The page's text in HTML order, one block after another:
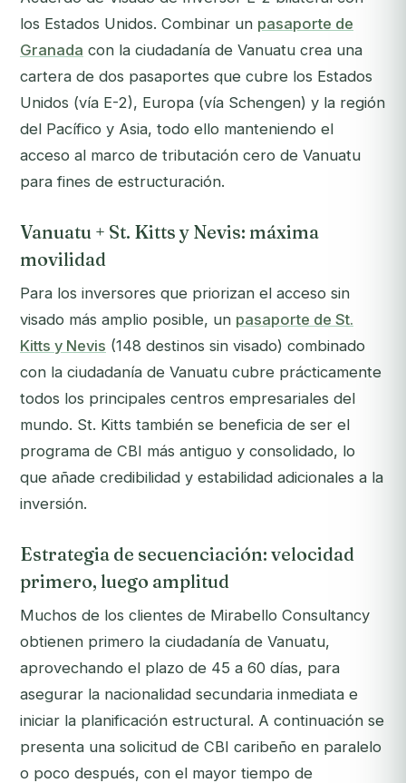
los Estados Unidos. Combinar un pasaporte de
Granada con la ciudadanía de Vanuatu crea una
cartera de dos pasaportes que cubre los Estados
Unidos (vía E-2), Europa (vía Schengen) y la región
del Pacífico y Asia, todo ello manteniendo el
acceso al marco de tributación cero de Vanuatu
para fines de estructuración.
Vanuatu + St. Kitts y Nevis: máxima
movilidad
Para los inversores que priorizan el acceso sin
visado más amplio posible, un pasaporte de St.
Kitts y Nevis (148 destinos sin visado) combinado
con la ciudadanía de Vanuatu cubre prácticamente
todos los principales centros empresariales del
mundo. St. Kitts también se beneficia de ser el
programa de CBI más antiguo y consolidado, lo
que añade credibilidad y estabilidad adicionales a la
inversión.
Estrategia de secuenciación: velocidad
primero, luego amplitud
Muchos de los clientes de Mirabello Consultancy
obtienen primero la ciudadanía de Vanuatu,
aprovechando el plazo de 45 a 60 días, para
asegurar la nacionalidad secundaria inmediata e
iniciar la planificación estructural. A continuación se
presenta una solicitud de CBI caribeño en paralelo
o poco después, con el mayor tiempo de